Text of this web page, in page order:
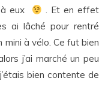
eux
. Et en effet
ai lâché pour rentré
à vélo. Ce fut bien
j’ai marché un peu
bien contente de